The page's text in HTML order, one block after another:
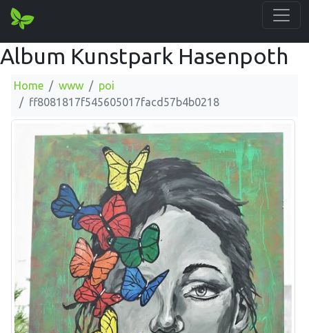
Album Kunstpark Hasenpoth
Home www
poi
ff8081817f545605017facd57b4b0218